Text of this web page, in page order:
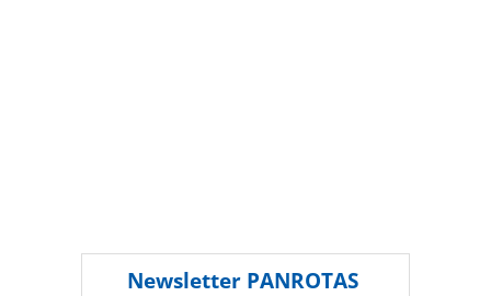
Newsletter PANROTAS